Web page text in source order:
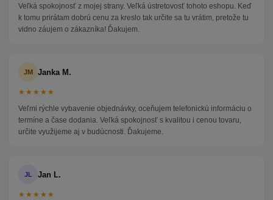
Veľká spokojnosť z mojej strany. Veľká ústretovosť tohoto eshopu. Keď
k tomu prirátam dobrú cenu za kreslo tak určite sa tu vrátim, pretože tu
vidno záujem o zákazníka! Ďakujem.
JM Janka M.
★★★★★
Veľmi rýchle vybavenie objednávky, oceňujem telefonickú informáciu o
termíne a čase dodania. Veľká spokojnosť s kvalitou i cenou tovaru,
určite využijeme aj v budúcnosti. Ďakujeme.
JL Jan L.
★★★★★